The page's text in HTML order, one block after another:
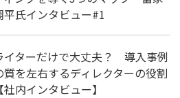
平氏インタビュー#1
イターだけで大丈夫？ 導入事例
質を左右するディレクターの役割
【社内インタビュー】